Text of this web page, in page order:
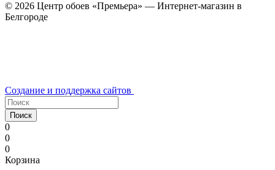
© 2026 Центр обоев «Премьера» — Интернет-магазин в
Белгороде
Создание и поддержка сайтов
Поиск
0
0
0
Корзина